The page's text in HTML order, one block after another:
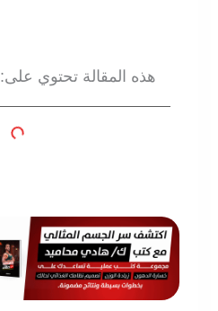
هذه المقالة تحتوي على: